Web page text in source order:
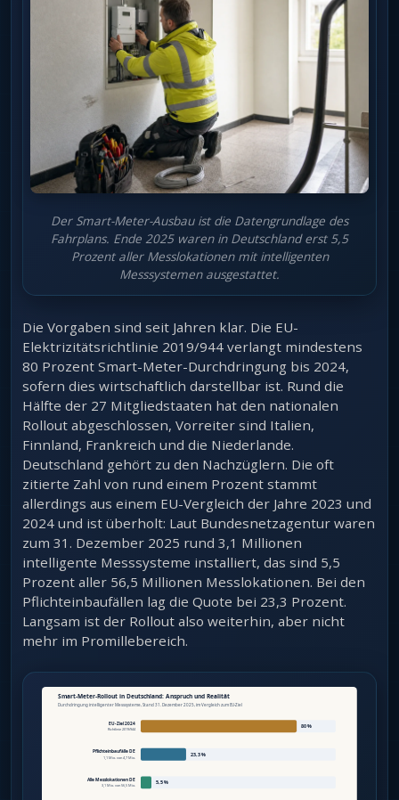
Der Smart-Meter-Ausbau ist die Datengrundlage des
Fahrplans. Ende 2025 waren in Deutschland erst 5,5
Prozent aller Messlokationen mit intelligenten
Messsystemen ausgestattet.
Die Vorgaben sind seit Jahren klar. Die EU-
Elektrizitätsrichtlinie 2019/944 verlangt mindestens
80 Prozent Smart-Meter-Durchdringung bis 2024,
sofern dies wirtschaftlich darstellbar ist. Rund die
Hälfte der 27 Mitgliedstaaten hat den nationalen
Rollout abgeschlossen, Vorreiter sind Italien,
Finnland, Frankreich und die Niederlande.
Deutschland gehört zu den Nachzüglern. Die oft
zitierte Zahl von rund einem Prozent stammt
allerdings aus einem EU-Vergleich der Jahre 2023 und
2024 und ist überholt: Laut Bundesnetzagentur waren
zum 31. Dezember 2025 rund 3,1 Millionen
intelligente Messsysteme installiert, das sind 5,5
Prozent aller 56,5 Millionen Messlokationen. Bei den
Pflichteinbaufällen lag die Quote bei 23,3 Prozent.
Langsam ist der Rollout also weiterhin, aber nicht
mehr im Promillebereich.